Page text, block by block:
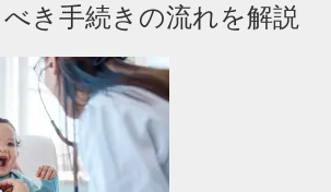
き手続きの流れを解説